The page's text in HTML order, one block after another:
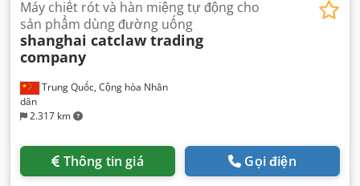
Trung Quốc, Cộng hòa Nhân
dân
2.317 km
Máy chiết rót và hàn miệng tự động cho
sản phẩm dùng đường uống
shanghai catclaw trading
company
Thông tin giá Gọi điện